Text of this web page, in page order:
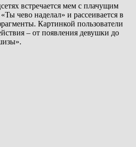
встречается мем с плачущим
чево наделал» и рассеивается в
Картинкой пользователи
– от появления девушки до